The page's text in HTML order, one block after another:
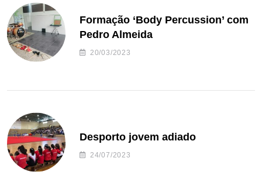
Formação ‘Body Percussion’ com
Pedro Almeida
20/03/2023
Desporto jovem adiado
24/07/2023